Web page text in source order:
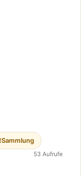
Sammlung
53 Aufrufe